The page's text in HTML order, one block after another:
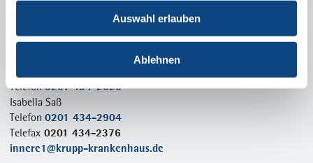
Auswahl erlauben
Ablehnen
Telefon0201 434-2525
Isabella Saß
Telefon0201 434-2904
Telefax 0201 434-2376
innere1@krupp-krankenhaus.de